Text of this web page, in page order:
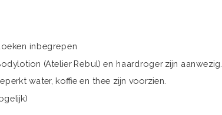
inbegrepen
(Atelier Rebul) en haardroger zijn aanwezig.
water, koffie en thee zijn voorzien.